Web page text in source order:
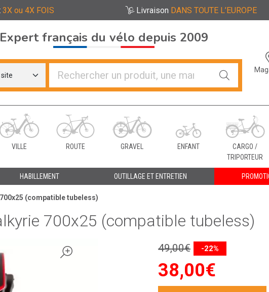
3X ou 4X FOIS Livraison DANS TOUTE L’EUROPE
distributeurs de vélo
Expert français du vélo depuis 2009
VILLE ROUTE GRAVEL ENFANT
CARGO /
TRIPORTEUR
HABILLEMENT OUTILLAGE ET ENTRETIEN
(compatible tubeless)
700x25 (compatible tubeless)
49,00€ -22%
38,00€